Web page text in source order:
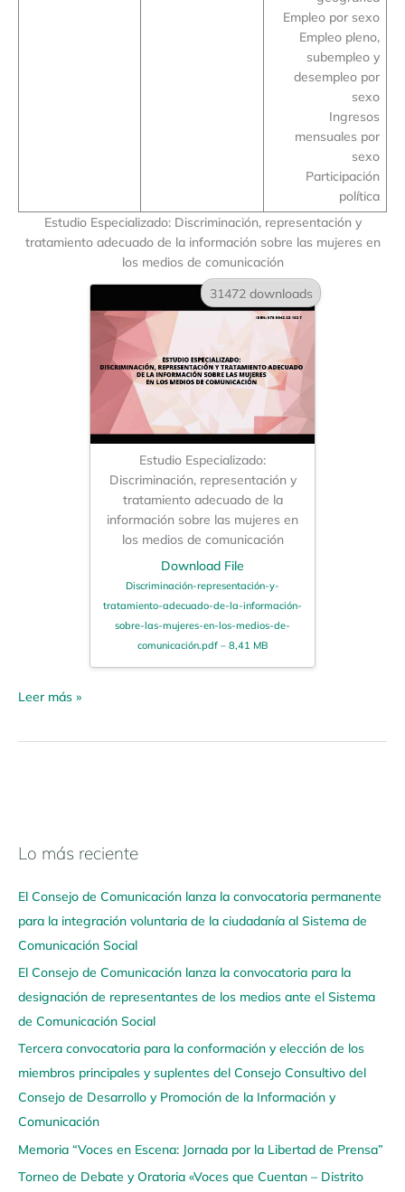
Empleo por sexo
Empleo pleno,
subempleo y
desempleo por
sexo
Ingresos
mensuales por
sexo
Participación
política
Estudio Especializado: Discriminación, representación y
tratamiento adecuado de la información sobre las mujeres en
los medios de comunicación
31472 downloads
Estudio Especializado:
Discriminación, representación y
tratamiento adecuado de la
información sobre las mujeres en
los medios de comunicación
Download File
Discriminación-representación-y-
tratamiento-adecuado-de-la-información-
sobre-las-mujeres-en-los-medios-de-
comunicación.pdf – 8,41 MB
Leer más »
Lo más reciente
El Consejo de Comunicación lanza la convocatoria permanente
para la integración voluntaria de la ciudadanía al Sistema de
Comunicación Social
El Consejo de Comunicación lanza la convocatoria para la
designación de representantes de los medios ante el Sistema
de Comunicación Social
Tercera convocatoria para la conformación y elección de los
miembros principales y suplentes del Consejo Consultivo del
Consejo de Desarrollo y Promoción de la Información y
Comunicación
Memoria “Voces en Escena: Jornada por la Libertad de Prensa”
Torneo de Debate y Oratoria «Voces que Cuentan – Distrito
N
v
e
g
a
a
q
u
í